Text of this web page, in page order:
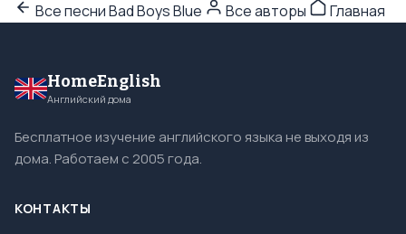
Все песни Bad Boys Blue Все авторы Главная
HomeEnglish
Английский дома
Бесплатное изучение английского языка не выходя из
дома. Работаем с 2005 года.
КОНТАКТЫ